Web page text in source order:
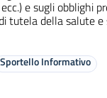
e sugli obblighi
tutela della salute e
Sportello Informativo